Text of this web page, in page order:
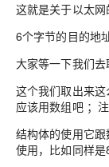
这就是关于以太网
6个字节的目的地
大家等一下我们
这个我们取出来
应该用数组吧 ；
结构体的使用它
使用，比如同样是